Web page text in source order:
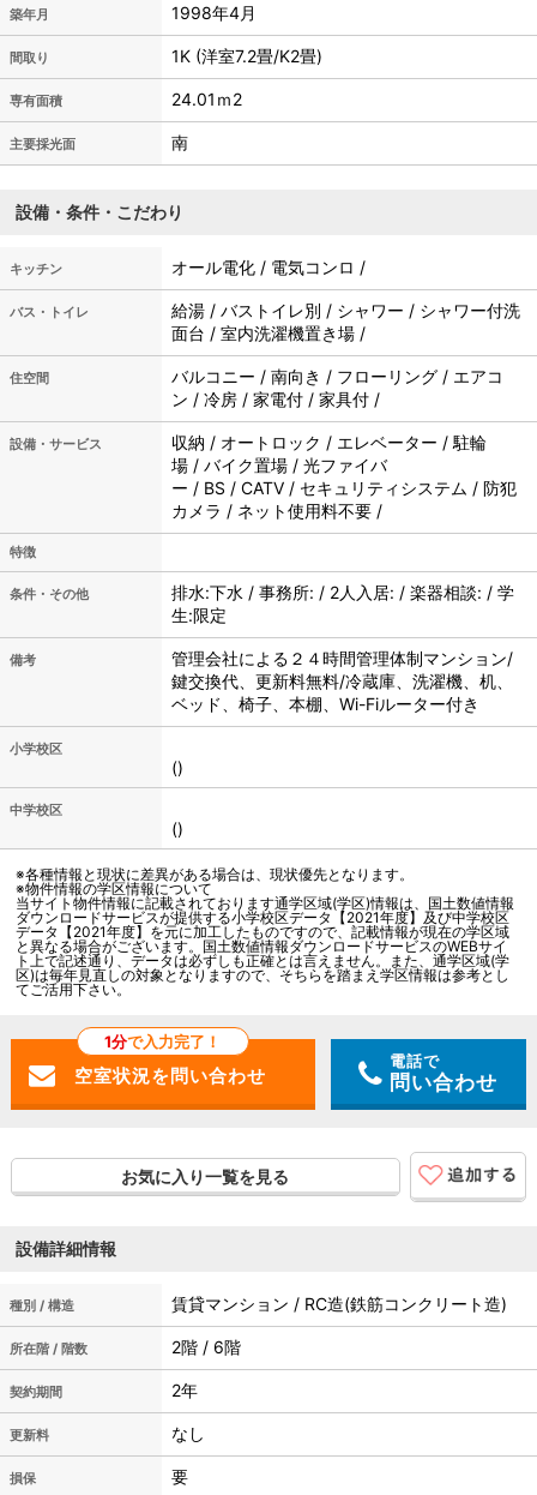
築年月 1998年4月
間取り 1K (洋室7.2畳/K2畳)
専有面積 24.01ｍ2
主要採光面 南
設備・条件・こだわり
キッチン オール電化 / 電気コンロ /
バス・トイレ
給湯 / バストイレ別 / シャワー / シャワー付洗
面台 / 室内洗濯機置き場 /
住空間
バルコニー / 南向き / フローリング / エアコ
ン / 冷房 / 家電付 / 家具付 /
設備・サービス
収納 / オートロック / エレベーター / 駐輪
場 / バイク置場 / 光ファイバ
ー / BS / CATV / セキュリティシステム / 防犯
カメラ / ネット使用料不要 /
特徴
条件・その他
排水:下水 / 事務所: / 2人入居: / 楽器相談: / 学
生:限定
備考
管理会社による２４時間管理体制マンション/
鍵交換代、更新料無料/冷蔵庫、洗濯機、机、
ベッド、椅子、本棚、Wi-Fiルーター付き
小学校区
()
中学校区
()
※各種情報と現状に差異がある場合は、現状優先となります。
※物件情報の学区情報について
当サイト物件情報に記載されております通学区域(学区)情報は、国土数値情報
ダウンロードサービスが提供する小学校区データ【2021年度】及び中学校区
データ【2021年度】を元に加工したものですので、記載情報が現在の学区域
と異なる場合がございます。国土数値情報ダウンロードサービスのWEBサイ
ト上で記述通り、データは必ずしも正確とは言えません。また、通学区域(学
区)は毎年見直しの対象となりますので、そちらを踏まえ学区情報は参考とし
てご活用下さい。
1分で入力完了！
電話で
問い合わせ
お気に入り一覧を見る
設備詳細情報
種別 / 構造 賃貸マンション / RC造(鉄筋コンクリート造)
所在階 / 階数 2階 / 6階
契約期間 2年
更新料 なし
損保 要